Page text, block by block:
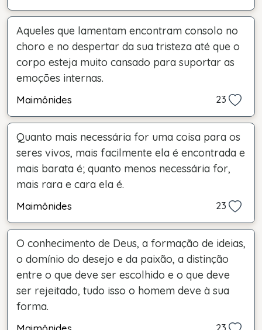
Aqueles que lamentam encontram consolo no
choro e no despertar da sua tristeza até que o
corpo esteja muito cansado para suportar as
emoções internas.
Maimônides 23
Quanto mais necessária for uma coisa para os
seres vivos, mais facilmente ela é encontrada e
mais barata é; quanto menos necessária for,
mais rara e cara ela é.
Maimônides 23
O conhecimento de Deus, a formação de ideias,
o domínio do desejo e da paixão, a distinção
entre o que deve ser escolhido e o que deve
ser rejeitado, tudo isso o homem deve à sua
forma.
23